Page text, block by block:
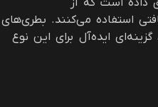
استفاده می‌کنند. بطری‌های
گزینه‌ای ایده‌آل برای این نوع